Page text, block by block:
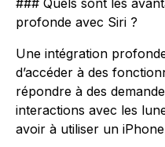
### Quels sont les
profonde avec Siri ?
Une intégration
d’accéder à des
répondre à des
interactions avec les
avoir à utiliser un